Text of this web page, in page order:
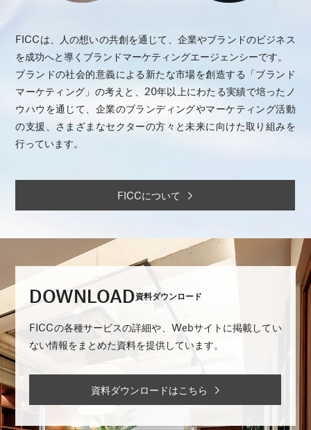
FICCは、人の想いの共創を通じて、企業やブランドのビジネス
を成功へと導くブランドマーケティングエージェンシーです。
ブランドの社会的意義による新たな市場を創造する「ブランド
マーケティング」の考えと、20年以上にわたる実績で培ったノ
ウハウを通じて、企業のブランディングやマーケティング活動
の支援、さまざまなセクターの方々と未来に向けた取り組みを
行っています。
FICCについて
DOWNLOAD資料ダウンロード
FICCの各種サービスの詳細や、Webサイトに掲載してい
ない情報をまとめた資料を提供しています。
資料ダウンロードはこちら